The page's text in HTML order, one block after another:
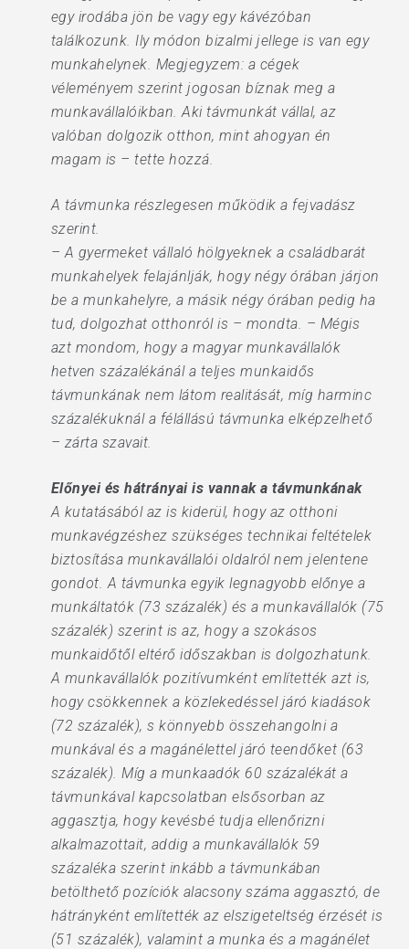
egy irodába jön be vagy egy kávézóban
találkozunk. Ily módon bizalmi jellege is van egy
munkahelynek. Megjegyzem: a cégek
véleményem szerint jogosan bíznak meg a
munkavállalóikban. Aki távmunkát vállal, az
valóban dolgozik otthon, mint ahogyan én
magam is – tette hozzá.
A távmunka részlegesen működik a fejvadász
szerint.
– A gyermeket vállaló hölgyeknek a családbarát
munkahelyek felajánlják, hogy négy órában járjon
be a munkahelyre, a másik négy órában pedig ha
tud, dolgozhat otthonról is – mondta. – Mégis
azt mondom, hogy a magyar munkavállalók
hetven százalékánál a teljes munkaidős
távmunkának nem látom realitását, míg harminc
százalékuknál a félállású távmunka elképzelhető
– zárta szavait.
Előnyei és hátrányai is vannak a távmunkának
A kutatásából az is kiderül, hogy az otthoni
munkavégzéshez szükséges technikai feltételek
biztosítása munkavállalói oldalról nem jelentene
gondot. A távmunka egyik legnagyobb előnye a
munkáltatók (73 százalék) és a munkavállalók (75
százalék) szerint is az, hogy a szokásos
munkaidőtől eltérő időszakban is dolgozhatunk.
A munkavállalók pozitívumként említették azt is,
hogy csökkennek a közlekedéssel járó kiadások
(72 százalék), s könnyebb összehangolni a
munkával és a magánélettel járó teendőket (63
százalék). Míg a munkaadók 60 százalékát a
távmunkával kapcsolatban elsősorban az
aggasztja, hogy kevésbé tudja ellenőrizni
alkalmazottait, addig a munkavállalók 59
százaléka szerint inkább a távmunkában
betölthető pozíciók alacsony száma aggasztó, de
hátrányként említették az elszigeteltség érzését is
(51 százalék), valamint a munka és a magánélet